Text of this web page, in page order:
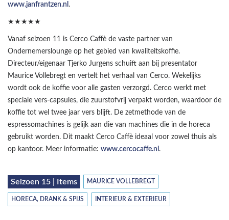
www.janfrantzen.nl .
★★★★★
Vanaf seizoen 11 is Cerco Caffè de vaste partner van
Ondernemerslounge op het gebied van kwaliteitskoffie.
Directeur/eigenaar Tjerko Jurgens schuift aan bij presentator
Maurice Vollebregt en vertelt het verhaal van Cerco. Wekelijks
wordt ook de koffie voor alle gasten verzorgd. Cerco werkt met
speciale vers-capsules, die zuurstofvrij verpakt worden, waardoor de
koffie tot wel twee jaar vers blijft. De zetmethode van de
espressomachines is gelijk aan die van machines die in de horeca
gebruikt worden. Dit maakt Cerco Caffè ideaal voor zowel thuis als
op kantoor. Meer informatie: www.cercocaffe.nl .
Seizoen 15 | Items MAURICE VOLLEBREGT
HORECA, DRANK & SPIJS INTERIEUR & EXTERIEUR